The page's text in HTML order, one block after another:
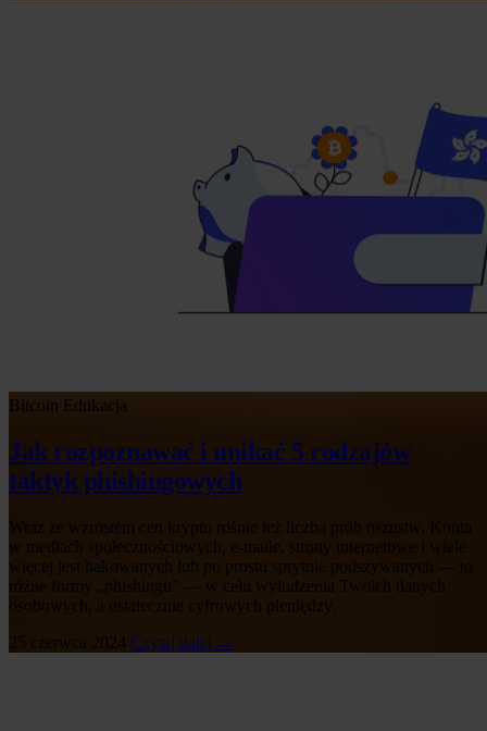
Bitcoin Edukacja
Jak rozpoznawać i unikać 5 rodzajów
taktyk phishingowych
Wraz ze wzrostem cen krypto rośnie też liczba prób oszustw. Konta
w mediach społecznościowych, e-maile, strony internetowe i wiele
więcej jest hakowanych lub po prostu sprytnie podszywanych — to
różne formy „phishingu” — w celu wyłudzenia Twoich danych
osobowych, a ostatecznie cyfrowych pieniędzy.
25 czerwca 2024 Czytaj dalej →